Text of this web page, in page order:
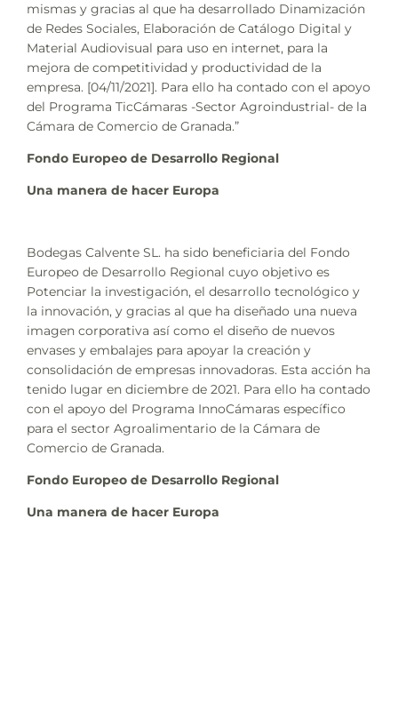
mismas y gracias al que ha desarrollado Dinamización
de Redes Sociales, Elaboración de Catálogo Digital y
Material Audiovisual para uso en internet, para la
mejora de competitividad y productividad de la
empresa. [04/11/2021]. Para ello ha contado con el apoyo
del Programa TicCámaras -Sector Agroindustrial- de la
Cámara de Comercio de Granada.”
Fondo Europeo de Desarrollo Regional
Una manera de hacer Europa
Bodegas Calvente SL. ha sido beneficiaria del Fondo
Europeo de Desarrollo Regional cuyo objetivo es
Potenciar la investigación, el desarrollo tecnológico y
la innovación, y gracias al que ha diseñado una nueva
imagen corporativa así como el diseño de nuevos
envases y embalajes para apoyar la creación y
consolidación de empresas innovadoras. Esta acción ha
tenido lugar en diciembre de 2021. Para ello ha contado
con el apoyo del Programa InnoCámaras específico
para el sector Agroalimentario de la Cámara de
Comercio de Granada.
Fondo Europeo de Desarrollo Regional
Una manera de hacer Europa